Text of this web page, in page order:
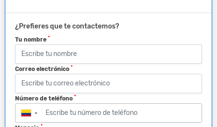
¿Prefieres que te contactemos?
Tu nombre *
Correo electrónico *
Número de teléfono *
▼